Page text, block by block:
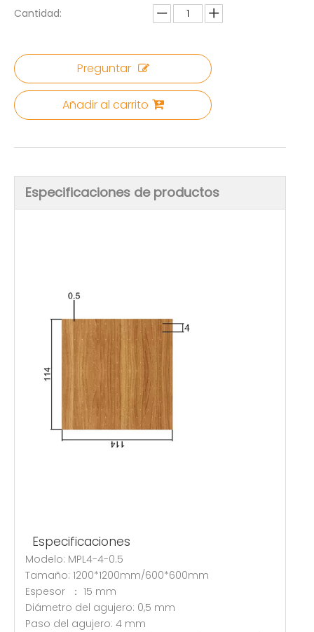
Cantidad:
Preguntar
Añadir al carrito
Especificaciones de productos
Especificaciones
Modelo: MPL4-4-0.5
Tamaño: 1200*1200mm/600*600mm
Espesor ： 15 mm
Diámetro del agujero: 0,5 mm
Paso del agujero: 4 mm